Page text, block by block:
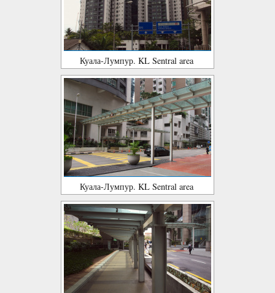
Куала-Лумпур. KL Sentral area
Куала-Лумпур. KL Sentral area